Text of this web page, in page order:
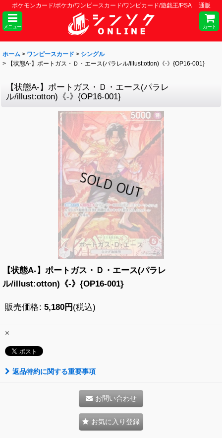
ポケモンカード/ポケカ/ワンピースカード/ワンピカード/遊戯王/PSA 通販
メニュー カート
ホーム > ワンピースカード > シングル
>
【状態A-】ポートガス・Ｄ・エース(パラレル/illust:otton)《-》{OP16-001}
【状態A-】ポートガス・Ｄ・エース(パラレ
ル/illust:otton)《-》{OP16-001}
【状態A-】ポートガス・Ｄ・エース(パラレ
ル/illust:otton)《-》{OP16-001}
販売価格: 5,180円 (税込)
×
返品特約に関する重要事項
お問い合わせ
お気に入り登録